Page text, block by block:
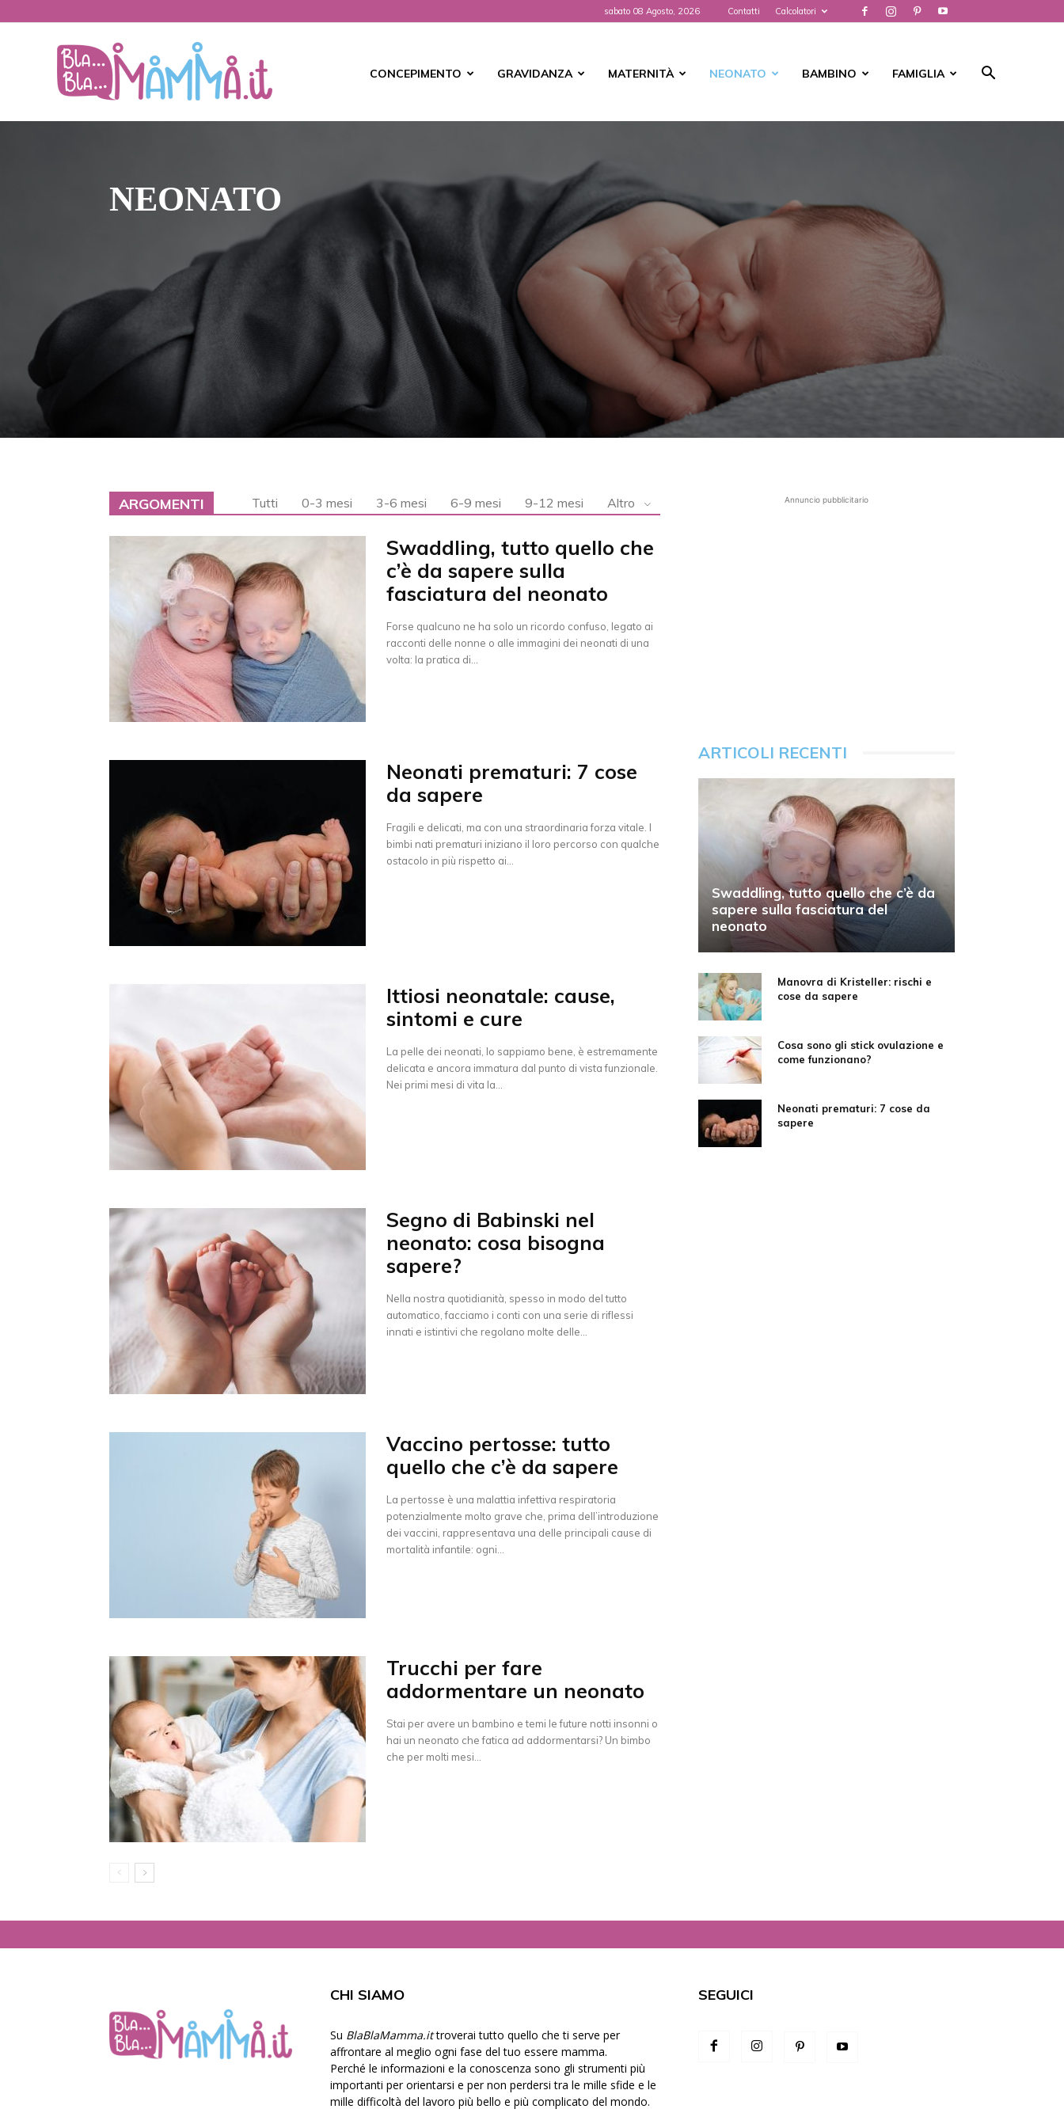
sabato 08 Agosto, 2026 Contatti Calcolatori
CONCEPIMENTO GRAVIDANZA MATERNITÀ NEONATO BAMBINO FAMIGLIA
NEONATO
ARGOMENTI Tutti 0-3 mesi 3-6 mesi 6-9 mesi 9-12 mesi Altro
Swaddling, tutto quello che
c’è da sapere sulla
fasciatura del neonato
Forse qualcuno ne ha solo un ricordo confuso, legato ai
racconti delle nonne o alle immagini dei neonati di una
volta: la pratica di...
Neonati prematuri: 7 cose
da sapere
Fragili e delicati, ma con una straordinaria forza vitale. I
bimbi nati prematuri iniziano il loro percorso con qualche
ostacolo in più rispetto ai...
Ittiosi neonatale: cause,
sintomi e cure
La pelle dei neonati, lo sappiamo bene, è estremamente
delicata e ancora immatura dal punto di vista funzionale.
Nei primi mesi di vita la...
Segno di Babinski nel
neonato: cosa bisogna
sapere?
Nella nostra quotidianità, spesso in modo del tutto
automatico, facciamo i conti con una serie di riflessi
innati e istintivi che regolano molte delle...
Vaccino pertosse: tutto
quello che c’è da sapere
La pertosse è una malattia infettiva respiratoria
potenzialmente molto grave che, prima dell’introduzione
dei vaccini, rappresentava una delle principali cause di
mortalità infantile: ogni...
Trucchi per fare
addormentare un neonato
Stai per avere un bambino e temi le future notti insonni o
hai un neonato che fatica ad addormentarsi? Un bimbo
che per molti mesi...
Annuncio pubblicitario
ARTICOLI RECENTI
Swaddling, tutto quello che c’è da
sapere sulla fasciatura del
neonato
Manovra di Kristeller: rischi e
cose da sapere
Cosa sono gli stick ovulazione e
come funzionano?
Neonati prematuri: 7 cose da
sapere
CHI SIAMO
Su BlaBlaMamma.ittroverai tutto quello che ti serve per
affrontare al meglio ogni fase del tuo essere mamma.
Perché le informazioni e la conoscenza sono gli strumenti più
importanti per orientarsi e per non perdersi tra le mille sfide e le
mille difficoltà del lavoro più bello e più complicato del mondo.
SEGUICI